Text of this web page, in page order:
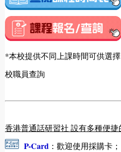
*本校提供不同上課時間可供選
校職員查詢
香港普通話研習社 設有多種便捷
P-Card ：歡迎使用採購卡；